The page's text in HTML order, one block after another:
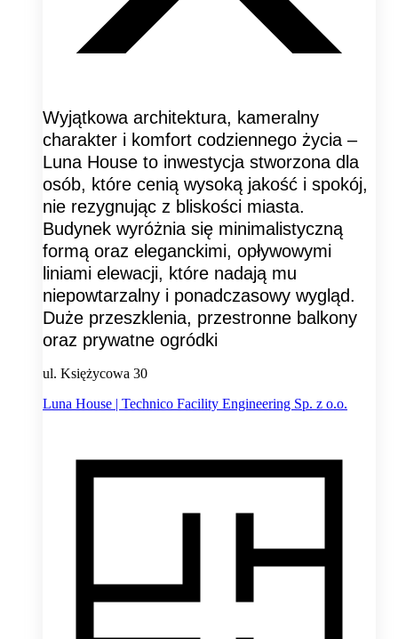
Wyjątkowa architektura, kameralny
charakter i komfort codziennego życia –
Luna House to inwestycja stworzona dla
osób, które cenią wysoką jakość i spokój,
nie rezygnując z bliskości miasta.
Budynek wyróżnia się minimalistyczną
formą oraz eleganckimi, opływowymi
liniami elewacji, które nadają mu
niepowtarzalny i ponadczasowy wygląd.
Duże przeszklenia, przestronne balkony
oraz prywatne ogródki
ul. Księżycowa 30
Luna House | Technico Facility Engineering Sp. z o.o.